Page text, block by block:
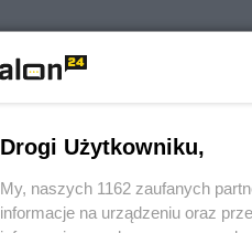
Drogi Użytkowniku,
My, naszych 1162 zaufanych
informacje na urządzeniu oraz